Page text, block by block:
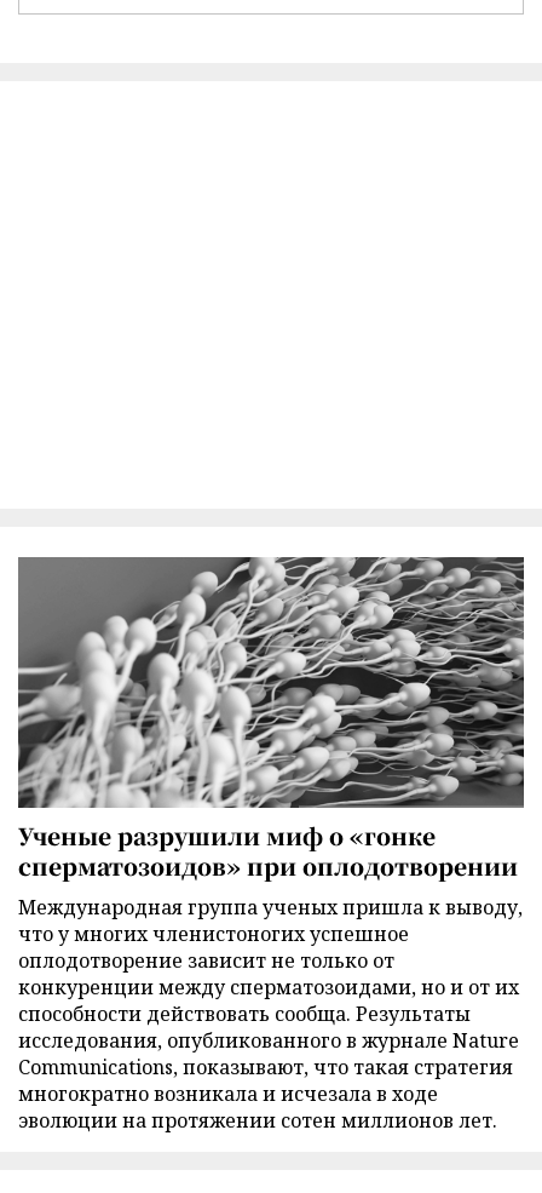
Ученые разрушили миф о «гонке
сперматозоидов» при оплодотворении
Международная группа ученых пришла к выводу,
что у многих членистоногих успешное
оплодотворение зависит не только от
конкуренции между сперматозоидами, но и от их
способности действовать сообща. Результаты
исследования, опубликованного в журнале Nature
Communications, показывают, что такая стратегия
многократно возникала и исчезала в ходе
эволюции на протяжении сотен миллионов лет.